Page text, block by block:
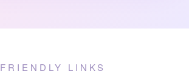
FRIENDLY LINKS